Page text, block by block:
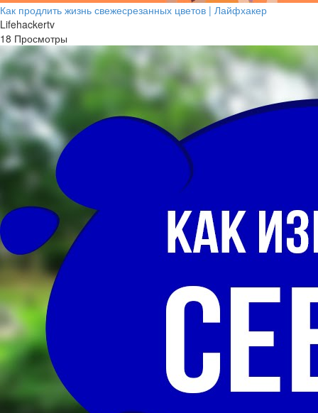
Как продлить жизнь свежесрезанных цветов | Лайфхакер
Lifehackertv
18 Просмотры